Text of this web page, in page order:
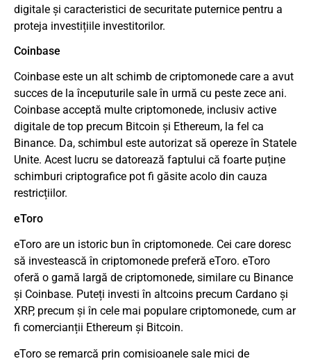
digitale și caracteristici de securitate puternice pentru a
proteja investițiile investitorilor.
Coinbase
Coinbase este un alt schimb de criptomonede care a avut
succes de la începuturile sale în urmă cu peste zece ani.
Coinbase acceptă multe criptomonede, inclusiv active
digitale de top precum Bitcoin și Ethereum, la fel ca
Binance. Da, schimbul este autorizat să opereze în Statele
Unite. Acest lucru se datorează faptului că foarte puține
schimburi criptografice pot fi găsite acolo din cauza
restricțiilor.
eToro
eToro are un istoric bun în criptomonede. Cei care doresc
să investească în criptomonede preferă eToro. eToro
oferă o gamă largă de criptomonede, similare cu Binance
și Coinbase. Puteți investi în altcoins precum Cardano și
XRP, precum și în cele mai populare criptomonede, cum ar
fi comercianții Ethereum și Bitcoin.
eToro se remarcă prin comisioanele sale mici de